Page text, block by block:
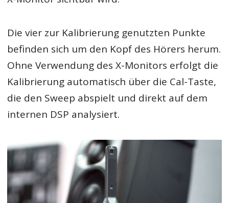
Die vier zur Kalibrierung genutzten Punkte
befinden sich um den Kopf des Hörers herum.
Ohne Verwendung des X-Monitors erfolgt die
Kalibrierung automatisch über die Cal-Taste,
die den Sweep abspielt und direkt auf dem
internen DSP analysiert.